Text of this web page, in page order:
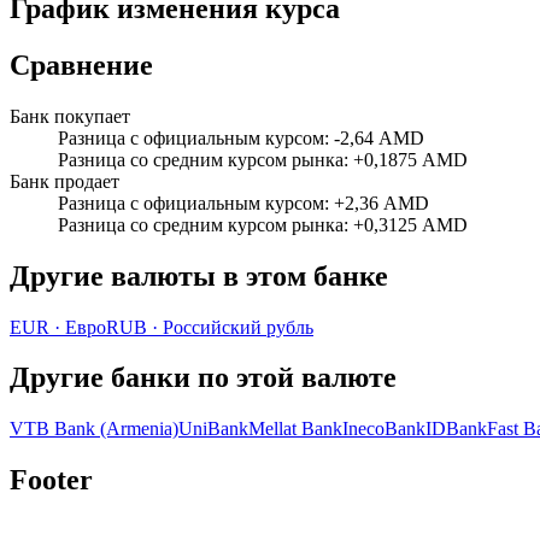
График изменения курса
Сравнение
Банк покупает
Разница с официальным курсом: -2,64 AMD
Разница со средним курсом рынка: +0,1875 AMD
Банк продает
Разница с официальным курсом: +2,36 AMD
Разница со средним курсом рынка: +0,3125 AMD
Другие валюты в этом банке
EUR · ЕвроRUB · Российский рубль
Другие банки по этой валюте
VTB Bank (Armenia)UniBankMellat BankInecoBankIDBankFast
Footer